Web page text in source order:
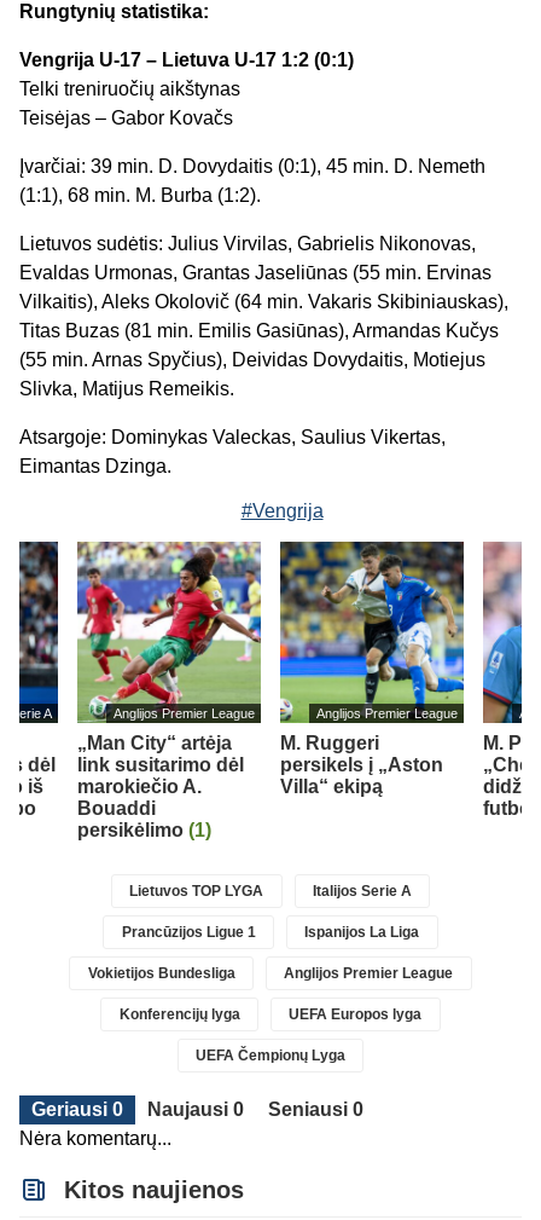
Rungtynių statistika:
Vengrija U-17 – Lietuva U-17 1:2 (0:1)
Telki treniruočių aikštynas
Teisėjas – Gabor Kovačs
Įvarčiai: 39 min. D. Dovydaitis (0:1), 45 min. D. Nemeth
(1:1), 68 min. M. Burba (1:2).
Lietuvos sudėtis: Julius Virvilas, Gabrielis Nikonovas,
Evaldas Urmonas, Grantas Jaseliūnas (55 min. Ervinas
Vilkaitis), Aleks Okolovič (64 min. Vakaris Skibiniauskas),
Titas Buzas (81 min. Emilis Gasiūnas), Armandas Kučys
(55 min. Arnas Spyčius), Deividas Dovydaitis, Motiejus
Slivka, Matijus Remeikis.
Atsargoje: Dominykas Valeckas, Saulius Vikertas,
Eimantas Dzinga.
#Vengrija
Serie A
dėl
iš
Anglijos Premier League
„Man City“ artėja
link susitarimo dėl
marokiečio A.
Bouaddi
persikėlimo (1)
Anglijos Premier League
M. Ruggeri
persikels į „Aston
Villa“ ekipą
M.
Lietuvos TOP LYGA Italijos Serie A
Prancūzijos Ligue 1 Ispanijos La Liga
Vokietijos Bundesliga Anglijos Premier League
Konferencijų lyga UEFA Europos lyga
UEFA Čempionų Lyga
Geriausi 0 Naujausi 0
Seniausi 0
Nėra komentarų...
Kitos naujienos